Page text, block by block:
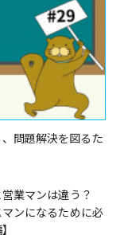
問題解決を図るた
業マンは違う？
ンになるために必